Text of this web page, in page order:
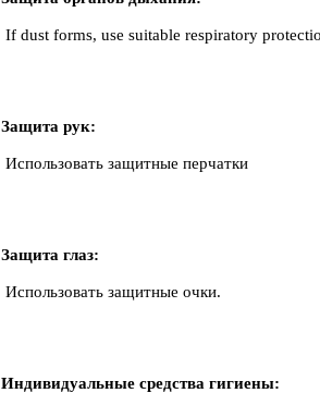
If dust forms, use suitable respiratory
Защита рук:
Использовать защитные перчатки
Защита глаз:
Использовать защитные очки.
Индивидуальные средства гигиены: